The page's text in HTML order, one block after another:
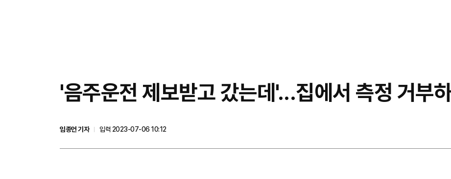
'음주운전 제보받고 갔는데'...집에서 측정 거부
임종언 기자
입력 2023-07-06 10:12